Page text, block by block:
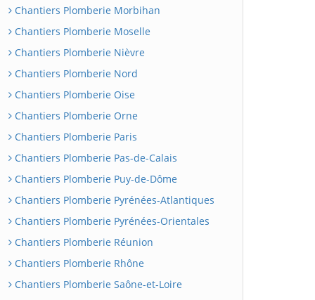
Chantiers Plomberie Morbihan
Chantiers Plomberie Moselle
Chantiers Plomberie Nièvre
Chantiers Plomberie Nord
Chantiers Plomberie Oise
Chantiers Plomberie Orne
Chantiers Plomberie Paris
Chantiers Plomberie Pas-de-Calais
Chantiers Plomberie Puy-de-Dôme
Chantiers Plomberie Pyrénées-Atlantiques
Chantiers Plomberie Pyrénées-Orientales
Chantiers Plomberie Réunion
Chantiers Plomberie Rhône
Chantiers Plomberie Saône-et-Loire